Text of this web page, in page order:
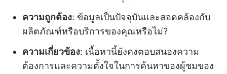
ความถูกต้อง: ข้อมูลเป็นปัจจุบันและสอดคล้องกับ
ผลิตภัณฑ์หรือบริการของคุณหรือไม่?
ความเกี่ยวข้อง: เนื้อหานี้ยังคงตอบสนองความ
ต้องการและความตั้งใจในการค้นหาของผู้ชมของ